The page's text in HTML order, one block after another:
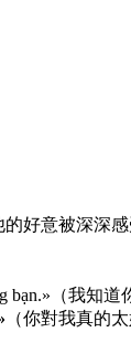
好意被深深感
bạn.»（我知
（你對我真的